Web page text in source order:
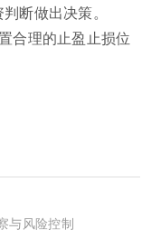
断做出决策。
合理的止盈止损位
与风险控制